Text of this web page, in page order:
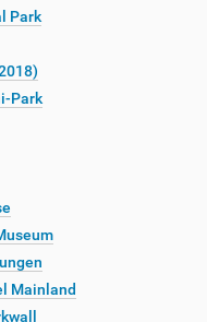
Park
Park
Mainland